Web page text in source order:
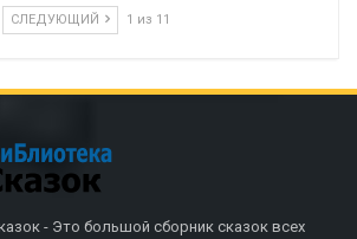
СЛЕДУЮЩИЙ 1 из 11
- Это большой сборник сказок всех